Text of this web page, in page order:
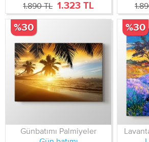
1.890 TL 1.323 TL
Günbatımı Palmiyeler
%30 %30